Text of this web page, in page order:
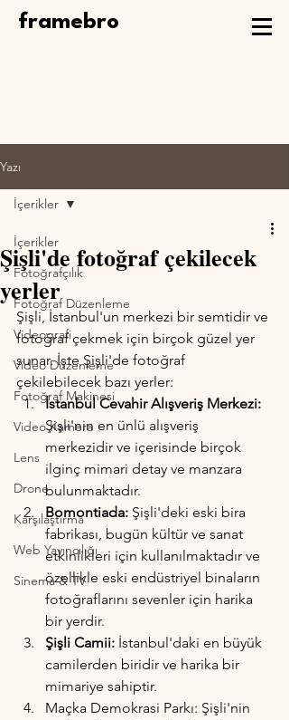
framebro
Yazı
İçerikler
Fotoğrafçılık
Fotoğraf Düzenleme
Videografi
Video Düzenleme
Fotoğraf Makinesi
Video Kamera
Lens
Drone
Karşılaştırma
Web Yayıncılığı
Sinema & TV
İçerikler
Şişli'de fotoğraf çekilecek
yerler
Şişli, İstanbul'un merkezi bir semtidir ve
fotoğraf çekmek için birçok güzel yer
sunar. İşte Şişli'de fotoğraf
çekilebilecek bazı yerler:
İstanbul Cevahir Alışveriş Merkezi:
Şişli'nin en ünlü alışveriş
merkezidir ve içerisinde birçok
ilginç mimari detay ve manzara
bulunmaktadır.
Bomontiada: Şişli'deki eski bira
fabrikası, bugün kültür ve sanat
etkinlikleri için kullanılmaktadır ve
özellikle eski endüstriyel binaların
fotoğraflarını sevenler için harika
bir yerdir.
Şişli Camii: İstanbul'daki en büyük
camilerden biridir ve harika bir
mimariye sahiptir.
Maçka Demokrasi Parkı: Şişli'nin